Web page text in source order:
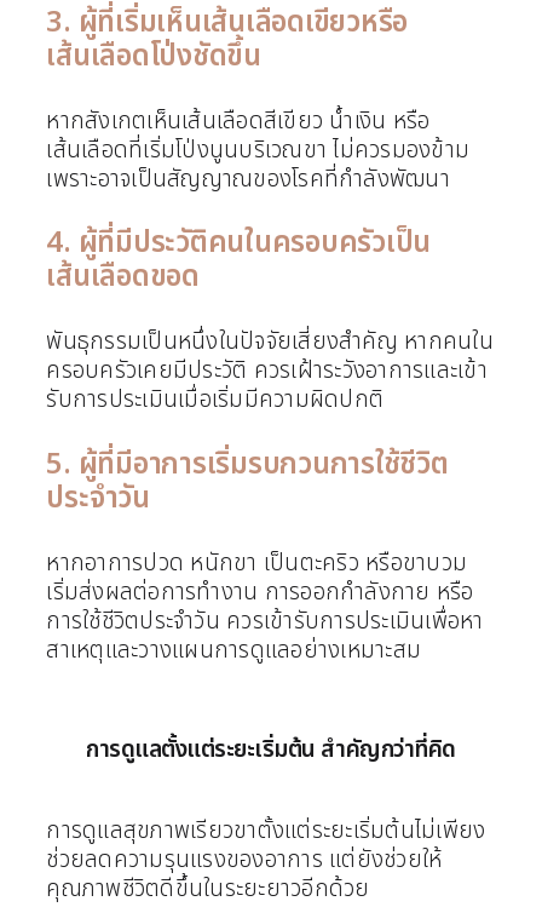
3. ผู้ที่เริ่มเห็นเส้นเลือดเขียวหรือ
เส้นเลือดโป่งชัดขึ้น
หากสังเกตเห็นเส้นเลือดสีเขียว น้ำเงิน หรือ
เส้นเลือดที่เริ่มโป่งนูนบริเวณขา ไม่ควรมองข้าม
เพราะอาจเป็นสัญญาณของโรคที่กำลังพัฒนา
4. ผู้ที่มีประวัติคนในครอบครัวเป็น
เส้นเลือดขอด
พันธุกรรมเป็นหนึ่งในปัจจัยเสี่ยงสำคัญ หากคนใน
ครอบครัวเคยมีประวัติ ควรเฝ้าระวังอาการและเข้า
รับการประเมินเมื่อเริ่มมีความผิดปกติ
5. ผู้ที่มีอาการเริ่มรบกวนการใช้ชีวิต
ประจำวัน
หากอาการปวด หนักขา เป็นตะคริว หรือขาบวม
เริ่มส่งผลต่อการทำงาน การออกกำลังกาย หรือ
การใช้ชีวิตประจำวัน ควรเข้ารับการประเมินเพื่อหา
สาเหตุและวางแผนการดูแลอย่างเหมาะสม
การดูแลตั้งแต่ระยะเริ่มต้น สำคัญกว่าที่คิด
การดูแลสุขภาพเรียวขาตั้งแต่ระยะเริ่มต้นไม่เพียง
ช่วยลดความรุนแรงของอาการ แต่ยังช่วยให้
คุณภาพชีวิตดีขึ้นในระยะยาวอีกด้วย